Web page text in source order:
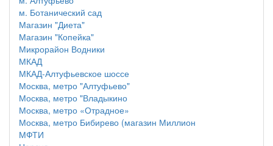
м. Ботанический сад
Магазин "Диета"
Магазин "Копейка"
Микрорайон Водники
МКАД
МКАД-Алтуфьевское шоссе
Москва, метро "Алтуфьево"
Москва, метро "Владыкино
Москва, метро «Отрадное»
Москва, метро Бибирево (магазин Миллион
МФТИ